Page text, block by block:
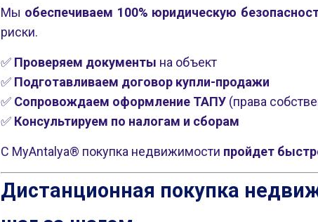
Мы обеспечиваем 100% юридическую
риски.
✅ Проверяем документы на объект
✅ Подготавливаем договор купли-продажи
✅ Сопровождаем оформление ТАПУ (права
✅ Консультируем по налогам и сборам
С MyAntalya® покупка недвижимости пройдет
Дистанционная покупка